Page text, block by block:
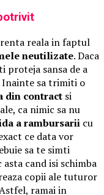
reala in faptul
neutilizate. Daca
proteja sansa de a
Inainte sa trimiti o
din contract si
ca nimic sa nu
a rambursarii cu
ce data vor
sa te simti
cand isi schimba
copii ale tuturor
ramai in